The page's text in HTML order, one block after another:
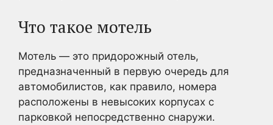
Что такое мотель
Мотель — это придорожный отель,
предназначенный в первую очередь для
автомобилистов, как правило, номера
расположены в невысоких корпусах с
парковкой непосредственно снаружи.